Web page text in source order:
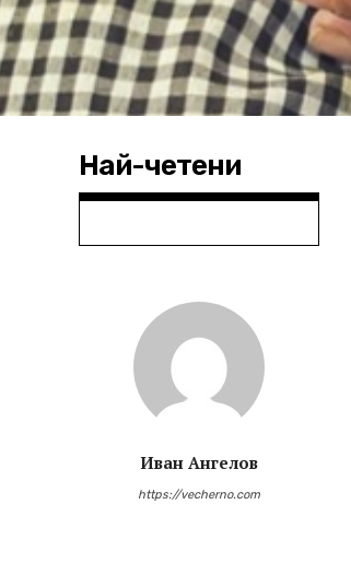
Най-четени
Иван Ангелов
https://vecherno.com